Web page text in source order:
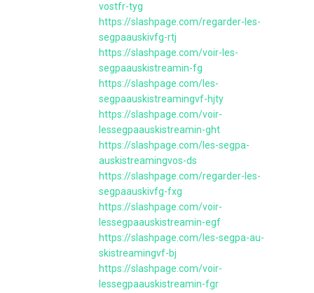
vostfr-tyg
https://slashpage.com/regarder-les-
segpaauskivfg-rtj
https://slashpage.com/voir-les-
segpaauskistreamin-fg
https://slashpage.com/les-
segpaauskistreamingvf-hjty
https://slashpage.com/voir-
lessegpaauskistreamin-ght
https://slashpage.com/les-segpa-
auskistreamingvos-ds
https://slashpage.com/regarder-les-
segpaauskivfg-fxg
https://slashpage.com/voir-
lessegpaauskistreamin-egf
https://slashpage.com/les-segpa-au-
skistreamingvf-bj
https://slashpage.com/voir-
lessegpaauskistreamin-fgr